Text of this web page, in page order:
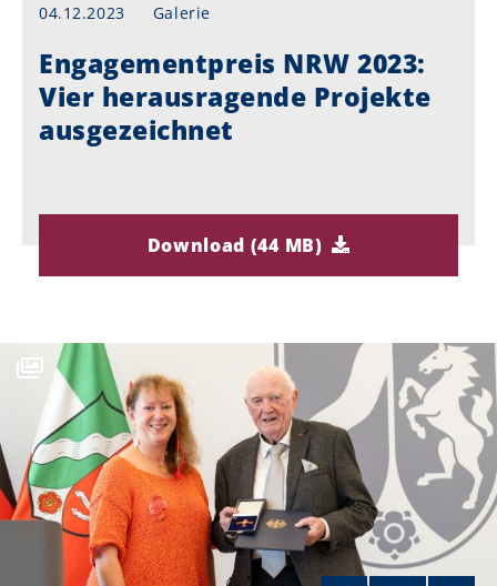
04.12.2023 Galerie
Engagementpreis NRW 2023:
Vier herausragende Projekte
ausgezeichnet
Download (44 MB)